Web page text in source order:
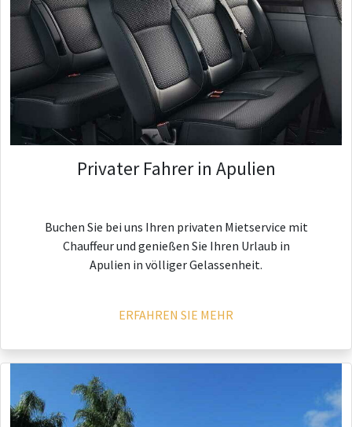
Privater Fahrer in Apulien
Buchen Sie bei uns Ihren privaten Mietservice mit
Chauffeur und genießen Sie Ihren Urlaub in
Apulien in völliger Gelassenheit.
ERFAHREN SIE MEHR